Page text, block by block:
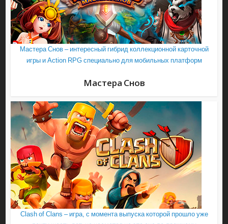
Мастера Снов – интересный гибрид коллекционной карточной
игры и Action RPG специально для мобильных платформ
Мастера Снов
Clash of Clans – игра, с момента выпуска которой прошло уже